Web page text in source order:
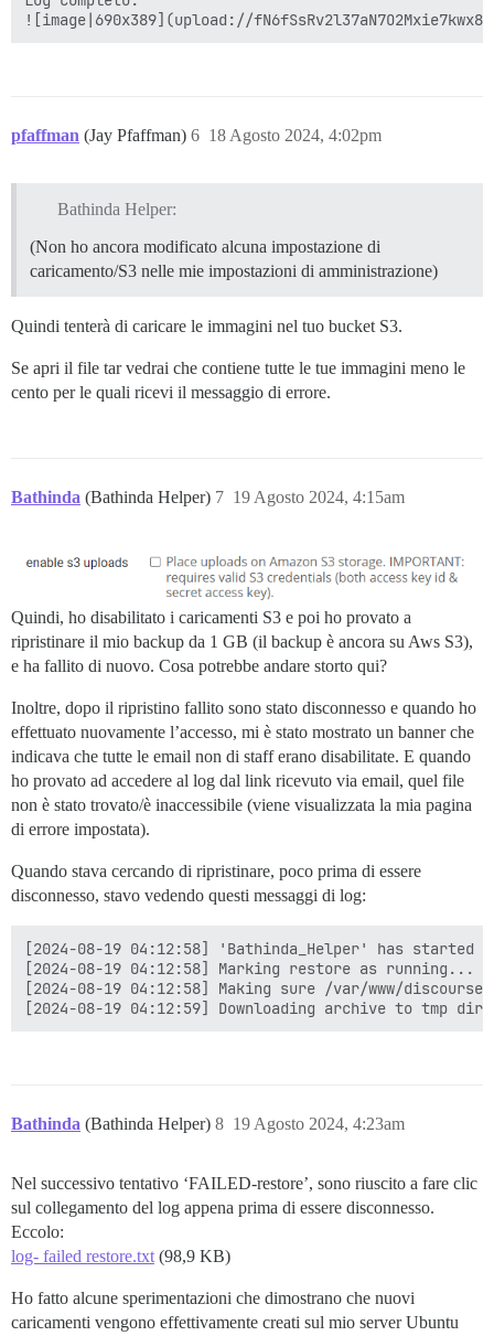
![image|690x389](upload://
pfaffman (Jay Pfaffman) 18 Agosto 2024, 4:02pm
6
Bathinda Helper:
(Non ho ancora modificato alcuna impostazione di
caricamento/S3 nelle mie impostazioni di amministrazione)
Quindi tenterà di caricare le immagini nel tuo bucket S3.
Se apri il file tar vedrai che contiene tutte le tue immagini meno le
cento per le quali ricevi il messaggio di errore.
Bathinda (Bathinda Helper) 19 Agosto 2024, 4:15am
7
Quindi, ho disabilitato i caricamenti S3 e poi ho provato a
ripristinare il mio backup da 1 GB (il backup è ancora su Aws S3),
e ha fallito di nuovo. Cosa potrebbe andare storto qui?
Inoltre, dopo il ripristino fallito sono stato disconnesso e quando ho
effettuato nuovamente l’accesso, mi è stato mostrato un banner che
indicava che tutte le email non di staff erano disabilitate. E quando
ho provato ad accedere al log dal link ricevuto via email, quel file
non è stato trovato/è inaccessibile (viene visualizzata la mia pagina
di errore impostata).
Quando stava cercando di ripristinare, poco prima di essere
disconnesso, stavo vedendo questi messaggi di log:
[2024-08-19 04:12:58] 'Bathinda_Helper' has started
[2024-08-19 04:12:58] Marking restore as running...
[2024-08-19 04:12:58] Making sure /var/www/
Bathinda (Bathinda Helper) 19 Agosto 2024, 4:23am
8
Nel successivo tentativo ‘FAILED-restore’, sono riuscito a fare clic
sul collegamento del log appena prima di essere disconnesso.
Eccolo:
log- failed restore.txt(98,9 KB)
Ho fatto alcune sperimentazioni che dimostrano che nuovi
caricamenti vengono effettivamente creati sul mio server Ubuntu